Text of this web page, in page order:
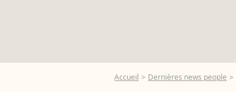
Accueil Dernières news people